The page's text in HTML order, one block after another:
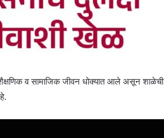
शैक्षणिक व सामाजिक जीवन धोक्यात आले असून शाळेची